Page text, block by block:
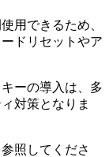
用できるため、
ドリセットやア
ーの導入は、多
対策となりま
照してくださ